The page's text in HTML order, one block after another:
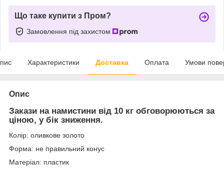
Що таке купити з Пром?
Замовлення під захистом
Характеристики Доставка Оплата Умови
Опис
Закази на намистини від 10 кг обговорюються за
ціною, у бік зниження.
Колір: оливкове золото
Форма: не правильний конус
Матеріал: пластик